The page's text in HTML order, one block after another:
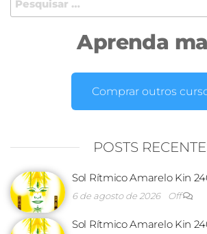
Aprenda
Comprar outros
POSTS
Sol Rítmico Amarelo Kin
6 de agosto de 2026 Off
Sol Rítmico Amarelo Kin